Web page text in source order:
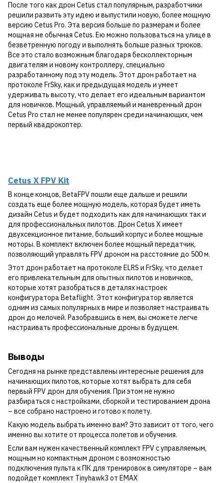
После того как дрон Cetus стал популярным, разработчики
решили развить эту идею и выпустили новую, более мощную
версию Cetus Pro. Эта версия больше по размерам и более
мощная не обычная Cetus. Ею можно пользоваться на улице в
безветренную погоду и выполнять больше разных трюков.
Все это стало возможным благодаря бесколлекторным
двигателям и новому контроллеру, специально
разработанному под эту модель. Этот дрон работает на
протоколе FrSky, как и предыдущая модель и умеет
удерживать высоту, что делает его идеальным вариантом
для новичков. Мощный, управляемый и маневренный дрон
Cetus Pro стал не менее популярен среди начинающих, чем
первый квадрокоптер.
Cetus X FPV Kit
В конце концов, BetaFPV пошли еще дальше и решили
создать еще более мощную модель, которая будет иметь
дизайн Cetus и будет подходить как для начинающих так и
для профессиональных пилотов. Дрон Cetus X имеет
двухсекционное питание, больший корпус и более мощные
моторы. В комплект включен более мощный передатчик,
позволяющий управлять FPV дроном на расстояние до 500 м.
Этот дрон работает на протоколе ELRS и FrSky, что делает
его привлекательным для опытных пилотов и новичков,
которые хотят разобраться в деталях настроек
конфигуратора Betaflight. Этот конфигуратор является
одним из самых популярных в мире и позволяет настраивать
дрон до мелочей. Разобравшись в нем, вы сможете легче
настраивать профессиональные дроны в будущем.
Выводы
Сегодня на рынке представлены интересные решения для
начинающих пилотов, которые хотят выбрать для себя
первый FPV дрон для обучения. При этом не нужно
разбираться с настройками, сборкой и тестированием дрона
– все собрано настроено и готово к полету.
Какую модель выбрать именно вам? Это зависит от того, чего
именно вы хотите от процесса полетов и обучения.
Если вам нужен качественный комплект FPV с управляемым,
мощным но компактным дроном с возможностью
подключения пульта к ПК для тренировок в симуляторе – вам
подойдет комплект Tinyhawk3 от EMAX